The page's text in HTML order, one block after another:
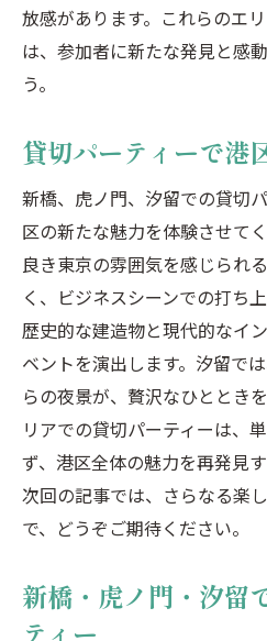
放感があります。これらのエ
は、参加者に新たな発見と感
う。
貸切パーティーで港
新橋、虎ノ門、汐留での貸切
区の新たな魅力を体験させて
良き東京の雰囲気を感じられ
く、ビジネスシーンでの打ち
歴史的な建造物と現代的なイ
ベントを演出します。汐留で
らの夜景が、贅沢なひととき
リアでの貸切パーティーは、
ず、港区全体の魅力を再発見
次回の記事では、さらなる楽
で、どうぞご期待ください。
新橋・虎ノ門・汐留
ティー